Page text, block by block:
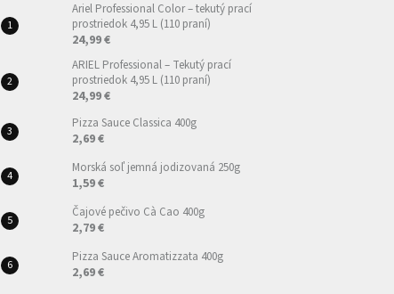
Ariel Professional Color – tekutý prací
prostriedok 4,95 L (110 praní)
24,99 €
ARIEL Professional – Tekutý prací
prostriedok 4,95 L (110 praní)
24,99 €
Pizza Sauce Classica 400g
2,69 €
Morská soľ jemná jodizovaná 250g
1,59 €
Čajové pečivo Cà Cao 400g
2,79 €
Pizza Sauce Aromatizzata 400g
2,69 €